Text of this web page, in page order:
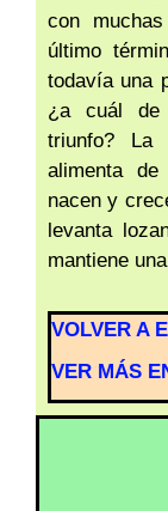
con
último
todavía una
¿a cuál de
triunfo? La
alimenta
nacen y
levanta
mantiene
VOLVER A
VER MÁS